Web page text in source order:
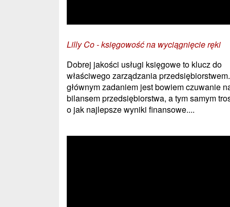
Lilly Co - księgowość na wyciągnięcie ręki
Dobrej jakości usługi księgowe to klucz do
właściwego zarządzania
głównym zadaniem jest bowiem czuwanie
bilansem przedsiębiorstwa, a tym samym
o jak najlepsze wyniki finansowe....